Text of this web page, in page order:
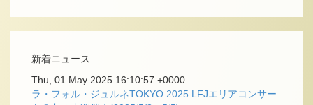
新着ニュース
Thu, 01 May 2025 16:10:57 +0000
ラ・フォル・ジュルネTOKYO 2025 LFJエリアコンサー